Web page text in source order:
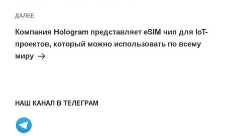
Следующая
запись
ДАЛЕЕ
Компания Hologram представляет eSIM чип для IoT-
проектов, который можно использовать по всему
миру
НАШ КАНАЛ В ТЕЛЕГРАМ